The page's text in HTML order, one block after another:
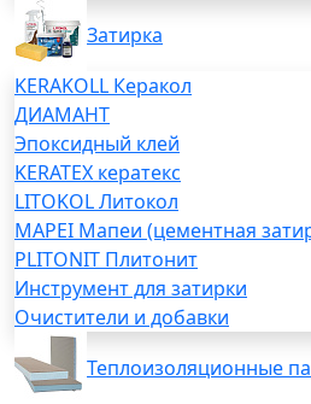
Затирка
KERAKOLL Керакол
ДИАМАНТ
Эпоксидный клей
KERATEX кератекс
LITOKOL Литокол
MAPEI Мапеи (цементная
PLITONIT Плитонит
Инструмент для затирки
Очистители и добавки
Теплоизоляционные